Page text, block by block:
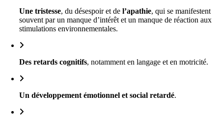
Une tristesse, du désespoir et de l’apathie, qui se manifestent
souvent par un manque d’intérêt et un manque de réaction aux
stimulations environnementales.
Des retards cognitifs, notamment en langage et en motricité.
Un développement émotionnel et social retardé.